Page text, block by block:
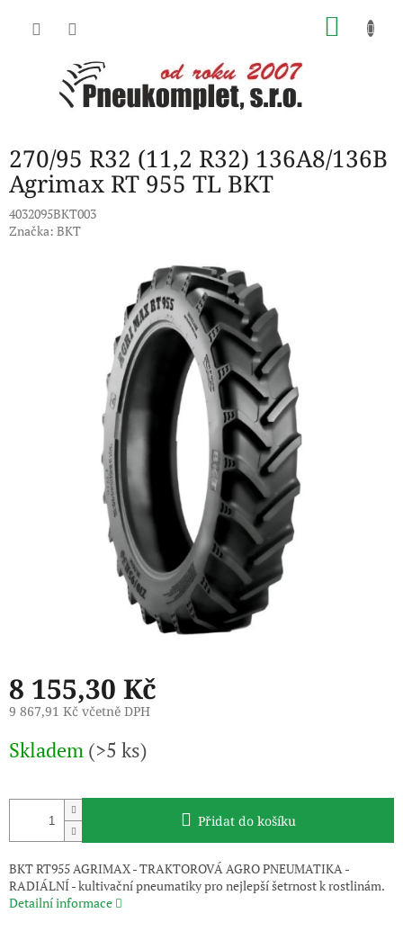
270/95 R32 (11,2 R32) 136A8/136B
Agrimax RT 955 TL BKT
4032095BKT003
Značka: BKT
8 155,30 Kč
9 867,91 Kč včetně DPH
cena:
Skladem (>5 ks)
Přidat do košíku
BKT RT955 AGRIMAX - TRAKTOROVÁ AGRO PNEUMATIKA -
RADIÁLNÍ - kultivační pneumatiky pro nejlepší šetrnost k rostlinám.
Detailní informace